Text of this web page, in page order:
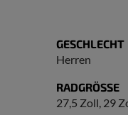
GESCHLECHT
Herren
RADGRÖSSE
27,5 Zoll, 29